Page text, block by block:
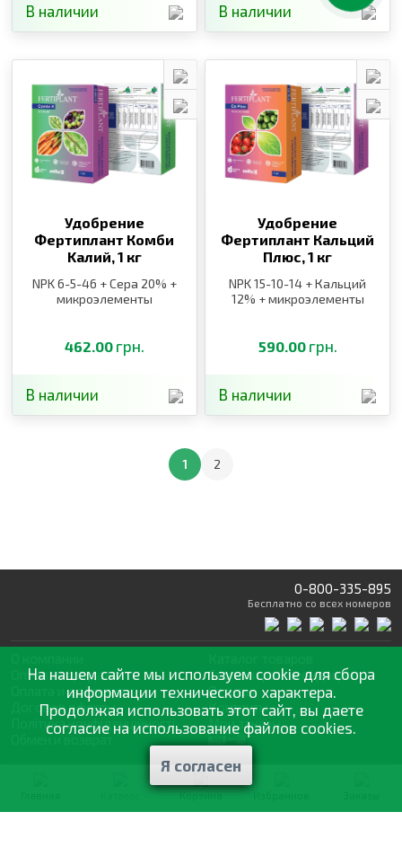
В наличии В наличии
Удобрение
Фертиплант Комби
Kалий,1 кг
NPK 6-5-46 + Сера 20% +
микроэлементы
462.00 грн.
В наличии
Удобрение
Фертиплант Кальций
Плюс,1 кг
NPK 15-10-14 + Кальций
12% + микроэлементы
590.00 грн.
В наличии
1 2
0-800-335-895
Бесплатно со всех номеров
Оптовая продажа
Оплата и доставка
Договор оферты
Політика конфіденційності
Обмен и возврат
Статьии рекомендации
Отзывы
Контакты
Мои заказы
наилучшее для вашего урожая
Корзина
На нашем сайте мы используем cookie для сбора
информации технического характера.
Продолжая использовать этот сайт, вы даете
согласие на использование файлов cookies.
Я согласен